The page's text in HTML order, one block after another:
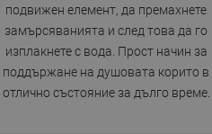
подвижен елемент, да премахнете
замърсяванията и след това да го
изплакнете с вода. Прост начин за
поддържане на душовата корито в
отлично състояние за дълго време.